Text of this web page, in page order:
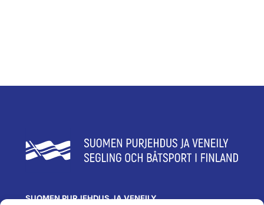
SUOMEN PURJEHDUS JA VENEILY